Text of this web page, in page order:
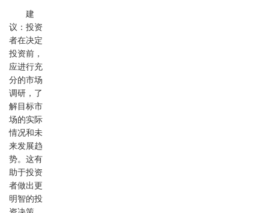
建
议：投资
者在决定
投资前，
应进行充
分的市场
调研，了
解目标市
场的实际
情况和未
来发展趋
势。这有
助于投资
者做出更
明智的投